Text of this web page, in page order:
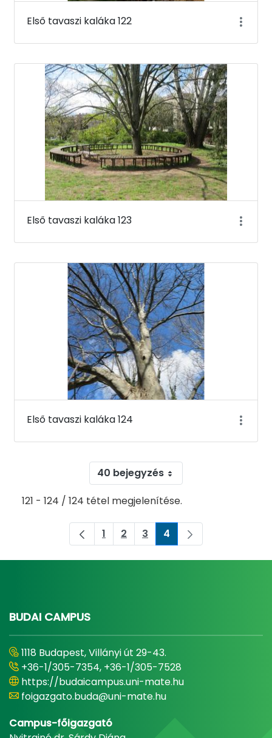
Első tavaszi kaláka 122
Első tavaszi kaláka 123
Első tavaszi kaláka 124
40 bejegyzés
121 - 124 / 124 tétel megjelenítése.
Oldal
1 Oldal
2 Oldal
3 Oldal
4
BUDAI CAMPUS
1118 Budapest, Villányi út 29-43.
+36-1/305-7354, +36-1/305-7528
https://budaicampus.uni-mate.hu
foigazgato.buda@uni-mate.hu
Campus-főigazgató